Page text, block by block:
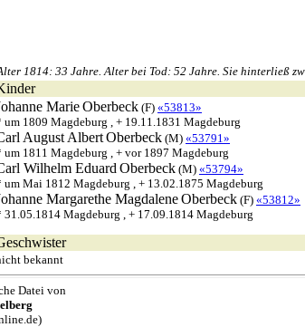
1814: 33 Jahre. Alter bei Tod: 52 Jahre. Sie hinterließ
MarieOberbeck (F) «53813»
um 1809 Magdeburg , + 19.11.1831 Magdeburg
August AlbertOberbeck (M) «53791»
um 1811 Magdeburg , + vor 1897 Magdeburg
Wilhelm Eduard Oberbeck (M) «53794»
um Mai 1812 Magdeburg , + 13.02.1875 Magdeburg
Margarethe MagdaleneOberbeck (F) «53812»
31.05.1814 Magdeburg , + 17.09.1814 Magdeburg
bekannt
Datei von